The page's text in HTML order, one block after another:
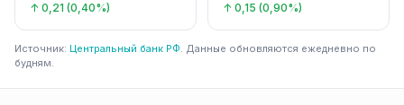
↑ 0,21 (0,40%)
↑ 0,15 (0,90%)
Источник: Центральный банк РФ. Данные обновляются ежедневно по
будням.